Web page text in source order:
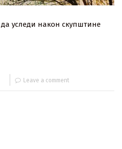
уследи након скупштине
Leave a comment